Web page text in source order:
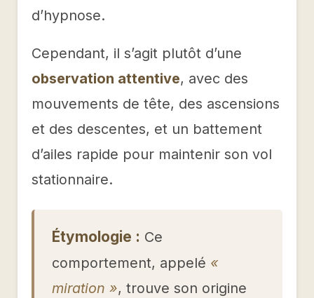
d’hypnose.
Cependant, il s’agit plutôt d’une
observation attentive, avec des
mouvements de tête, des ascensions
et des descentes, et un battement
d’ailes rapide pour maintenir son vol
stationnaire.
Étymologie : Ce
comportement, appelé «
miration », trouve son origine